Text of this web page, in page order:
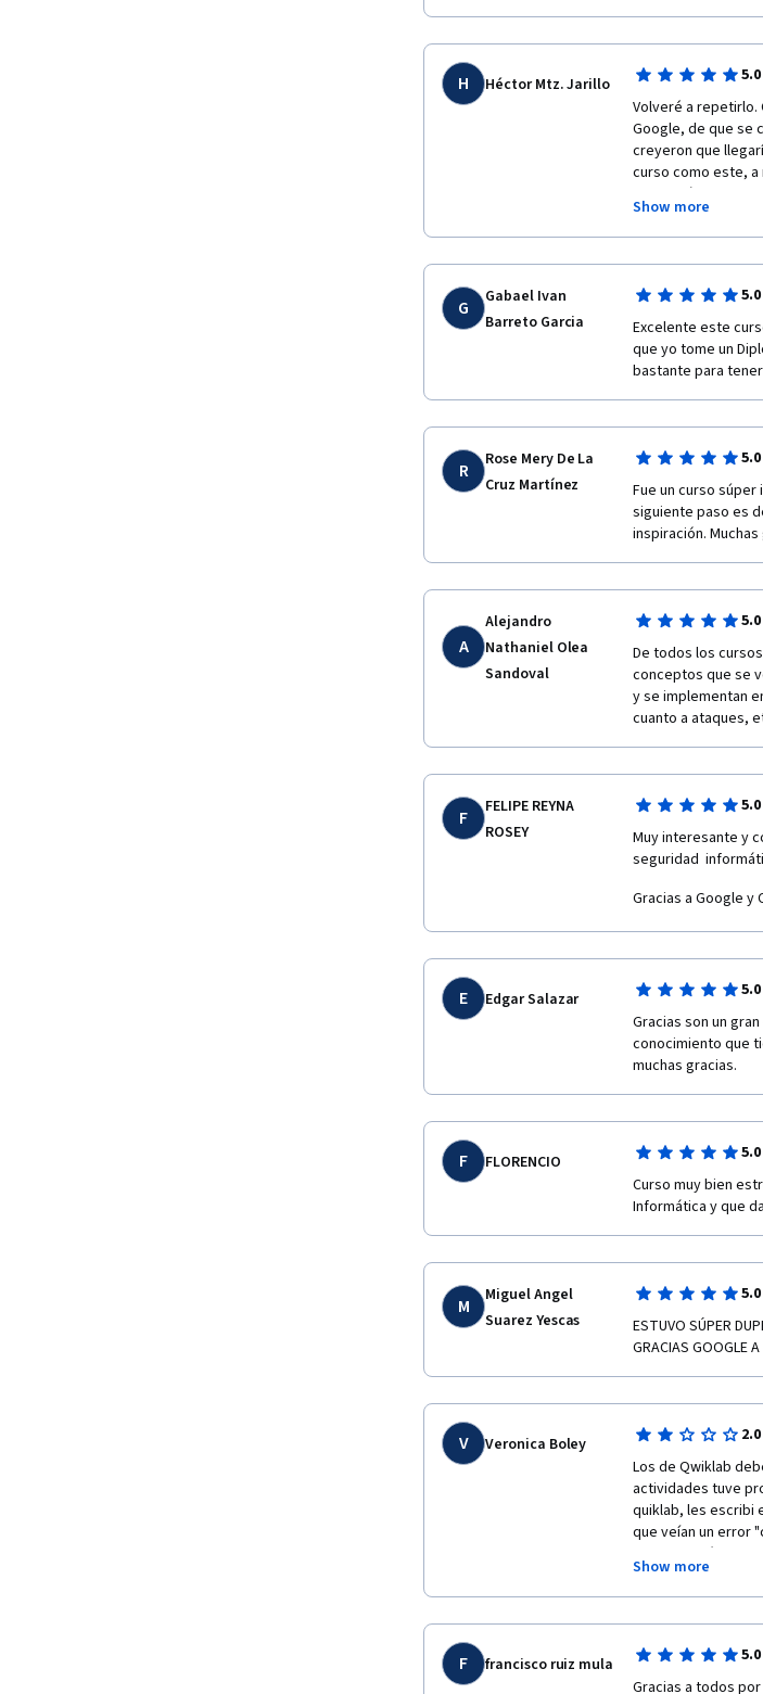
H Héctor Mtz. Jarillo 5.0
Volveré a repetirlo.
Google, de que se
creyeron que
curso como este, a
otros países. Yo
la cumbre que me
la programación
entonces ya hablar
experiencias; yo
como cuando ellos
comprender y
nuevamente más
intensiva, lo que
lo he hecho muy
seguiré
su fan.  <3
Show more
G
Gabael Ivan
Barreto Garcia
5.0
Excelente este
que yo tome un
bastante para
R
Rose Mery De La
Cruz Martínez
5.0
Fue un curso
siguiente paso es
inspiración.
A
Alejandro
Nathaniel Olea
Sandoval
5.0
De todos los
conceptos que se
y se implementan
cuanto a ataques,
F
FELIPE REYNA
ROSEY
5.0
Muy interesante y
seguridad
Gracias a Google
E Edgar Salazar 5.0
Gracias son un
conocimiento que
muchas gracias.
F FLORENCIO 5.0
Curso muy bien
Informática y que
M
Miguel Angel
Suarez Yescas
5.0
ESTUVO SÚPER
GRACIAS GOOGLE
V Veronica Boley 2.0
Los de Qwiklab
actividades tuve
quiklab, les escribi
que veían un error
Mi calificación y
Hoy es 17, he
abiertamente
departamento de
Show more
F francisco ruiz mula 5.0
Gracias a todos